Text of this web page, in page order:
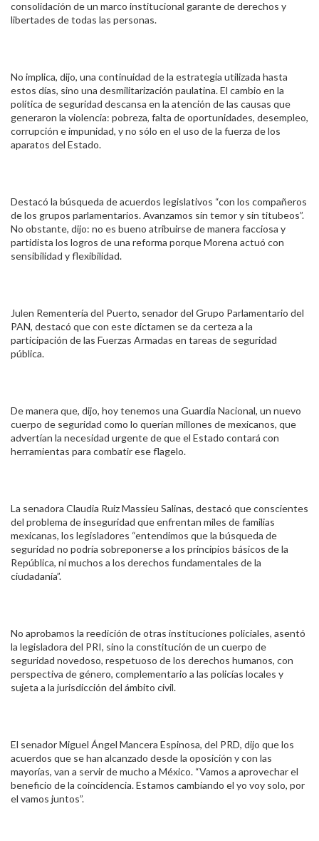
consolidación de un marco institucional garante de derechos y
libertades de todas las personas.
No implica, dijo, una continuidad de la estrategia utilizada hasta
estos días, sino una desmilitarización paulatina. El cambio en la
política de seguridad descansa en la atención de las causas que
generaron la violencia: pobreza, falta de oportunidades, desempleo,
corrupción e impunidad, y no sólo en el uso de la fuerza de los
aparatos del Estado.
Destacó la búsqueda de acuerdos legislativos “con los compañeros
de los grupos parlamentarios. Avanzamos sin temor y sin titubeos”.
No obstante, dijo: no es bueno atribuirse de manera facciosa y
partidista los logros de una reforma porque Morena actuó con
sensibilidad y flexibilidad.
Julen Rementería del Puerto, senador del Grupo Parlamentario del
PAN, destacó que con este dictamen se da certeza a la
participación de las Fuerzas Armadas en tareas de seguridad
pública.
De manera que, dijo, hoy tenemos una Guardia Nacional, un nuevo
cuerpo de seguridad como lo querían millones de mexicanos, que
advertían la necesidad urgente de que el Estado contará con
herramientas para combatir ese flagelo.
La senadora Claudia Ruiz Massieu Salinas, destacó que conscientes
del problema de inseguridad que enfrentan miles de familias
mexicanas, los legisladores “entendimos que la búsqueda de
seguridad no podría sobreponerse a los principios básicos de la
República, ni muchos a los derechos fundamentales de la
ciudadanía”.
No aprobamos la reedición de otras instituciones policiales, asentó
la legisladora del PRI, sino la constitución de un cuerpo de
seguridad novedoso, respetuoso de los derechos humanos, con
perspectiva de género, complementario a las policías locales y
sujeta a la jurisdicción del ámbito civil.
El senador Miguel Ángel Mancera Espinosa, del PRD, dijo que los
acuerdos que se han alcanzado desde la oposición y con las
mayorías, van a servir de mucho a México. “Vamos a aprovechar el
beneficio de la coincidencia. Estamos cambiando el yo voy solo, por
el vamos juntos”.